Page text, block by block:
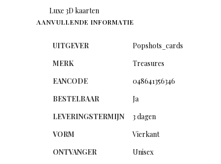
Luxe 3D kaarten
AANVULLENDE INFORMATIE
UITGEVER
Popshots_cards
MERK
Treasures
EANCODE
048641356346
BESTELBAAR
Ja
LEVERINGSTERMIJN
3 dagen
VORM
Vierkant
ONTVANGER
Unisex